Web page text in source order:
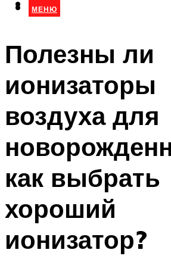
МЕНЮ
МЕНЮ
Полезны ли
ионизаторы
воздуха для
как выбрать
хороший
ионизатор?